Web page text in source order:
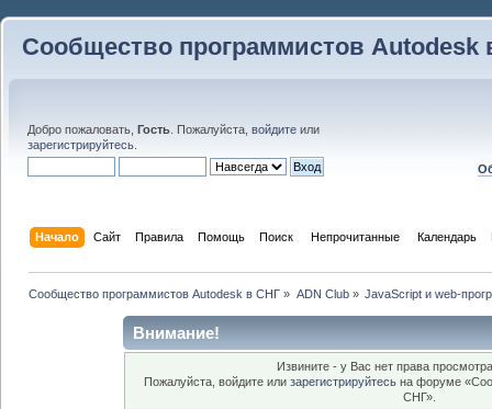
Сообщество программистов Autodesk
Добро пожаловать, Гость . Пожалуйста, войдите или
зарегистрируйтесь
Начало Сайт Правила Помощь Поиск Непрочитанные Календарь
Сообщество программистов Autodesk в СНГ » ADN Club» JavaScript и web-
Внимание!
Извините - у Вас нет права
Пожалуйста, войдите или зарегистрируйтесь на форуме
СНГ».